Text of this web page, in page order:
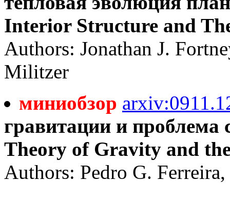
Interior Structure and
Authors: Jonathan J.
Militzer
миниобзор
гравитации и
Theory of Gravity and
Authors: Pedro G.